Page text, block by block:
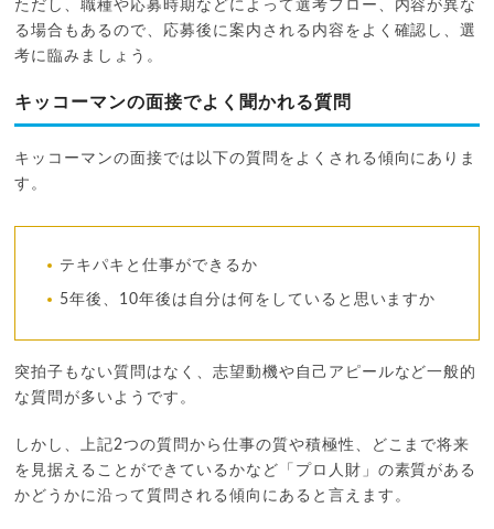
ただし、職種や応募時期などによって選考フロー、内容が異な
る場合もあるので、応募後に案内される内容をよく確認し、選
考に臨みましょう。
キッコーマンの面接でよく聞かれる質問
キッコーマンの面接では以下の質問をよくされる傾向にありま
す。
テキパキと仕事ができるか
5年後、10年後は自分は何をしていると思いますか
突拍子もない質問はなく、志望動機や自己アピールなど一般的
な質問が多いようです。
しかし、上記2つの質問から仕事の質や積極性、どこまで将来
を見据えることができているかなど「プロ人財」の素質がある
かどうかに沿って質問される傾向にあると言えます。